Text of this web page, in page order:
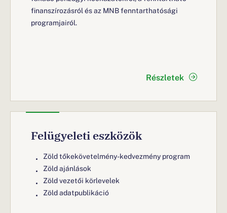
finanszírozásról és az MNB fenntarthatósági
programjairól.
Részletek
Felügyeleti eszközök
Zöld tőkekövetelmény-kedvezmény program
Zöld ajánlások
Zöld vezetői körlevelek
Zöld adatpublikáció